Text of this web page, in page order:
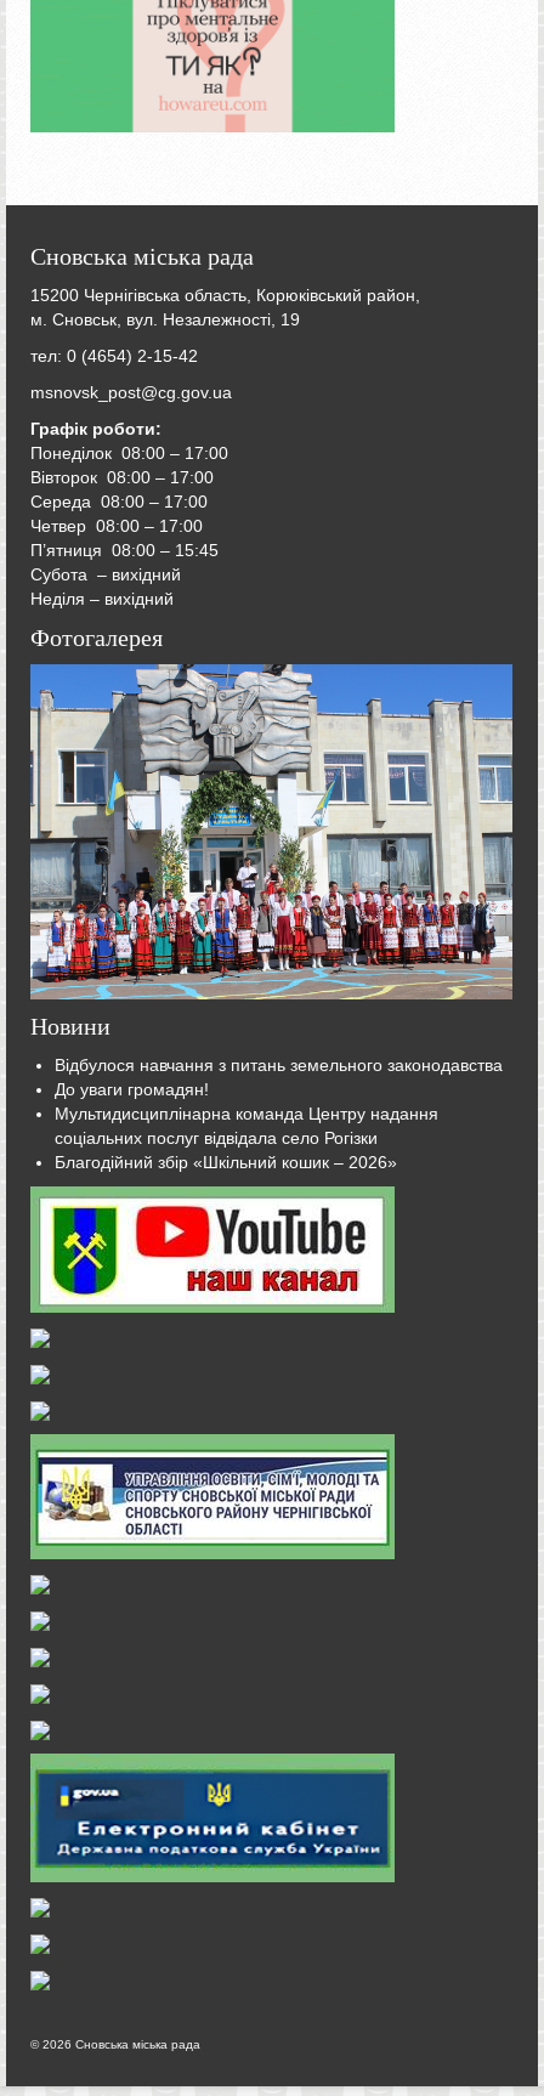
Сновська міська рада
15200 Чернігівська область, Корюківський район,
м. Сновськ, вул. Незалежності, 19
тел: 0 (4654) 2-15-42
msnovsk_post@cg.gov.ua
Графік роботи:
Понеділок 08:00 – 17:00
Вівторок 08:00 – 17:00
Середа 08:00 – 17:00
Четвер 08:00 – 17:00
П’ятниця 08:00 – 15:45
Субота – вихідний
Неділя – вихідний
Фотогалерея
Новини
Відбулося навчання з питань земельного законодавства
До уваги громадян!
Мультидисциплінарна команда Центру надання
соціальних послуг відвідала село Рогізки
Благодійний збір «Шкільний кошик – 2026»
© 2026 Сновська міська рада